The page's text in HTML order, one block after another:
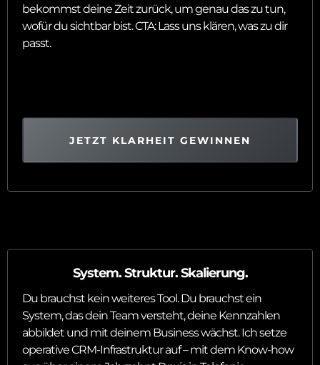
bekommst deine Zeit zurück, um genau das zu tun,
wofür du sichtbar bist. CTA: Lass uns klären, was zu dir
passt.
JETZT KLARHEIT GEWINNEN
System. Struktur. Skalierung.
Du brauchst kein weiteres Tool. Du brauchst ein
System, das dein Team versteht, deine Kennzahlen
abbildet und mit deinem Business wächst. Ich setze
operative CRM-Infrastruktur auf – mit dem Know-how